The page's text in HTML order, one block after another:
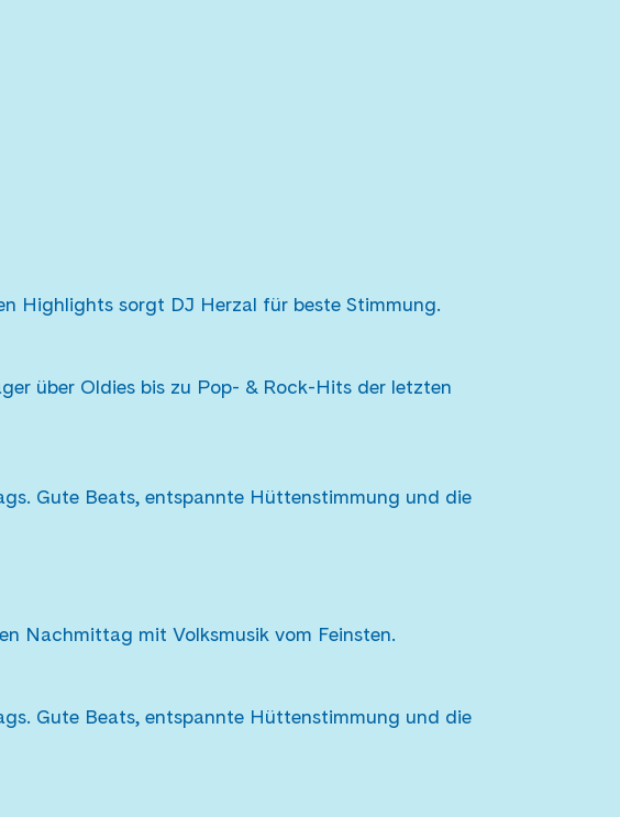
Highlights sorgt DJ Herzal für beste Stimmung.
über Oldies bis zu Pop- & Rock-Hits der letzten
Gute Beats, entspannte Hüttenstimmung und die
Nachmittag mit Volksmusik vom Feinsten.
Gute Beats, entspannte Hüttenstimmung und die